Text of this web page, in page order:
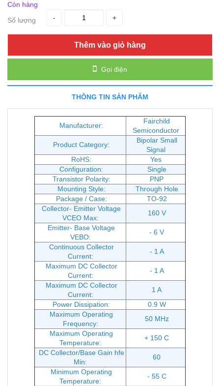
Còn hàng
Số lượng
- +
Thêm vào giỏ hàng
Gọi điện
THÔNG TIN SẢN PHẨM
Manufacturer:
Fairchild
Semiconductor
Product Category:
Bipolar Small
Signal
RoHS:
Yes
Configuration:
Single
Transistor Polarity:
PNP
Mounting Style:
Through Hole
Package / Case:
TO-92
Collector- Emitter Voltage
VCEO Max:
160 V
Emitter- Base Voltage
VEBO:
- 6 V
Continuous Collector
Current:
- 1 A
Maximum DC Collector
Current:
- 1 A
Maximum DC Collector
Current:
1 A
Power Dissipation:
0.9 W
Maximum Operating
Frequency:
50 MHz
Maximum Operating
Temperature:
+ 150 C
DC Collector/Base Gain hfe
Min:
60
Minimum Operating
Temperature:
- 55 C